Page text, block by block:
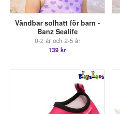
Vändbar solhatt för barn -
Banz Sealife
0-2 år och 2-5 år
139 kr